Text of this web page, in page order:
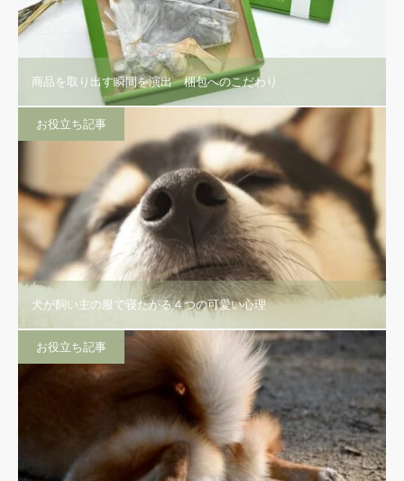
商品を取り出す瞬間を演出 梱包へのこだわり
お役立ち記事
犬が飼い主の服で寝たがる４つの可愛い心理
お役立ち記事